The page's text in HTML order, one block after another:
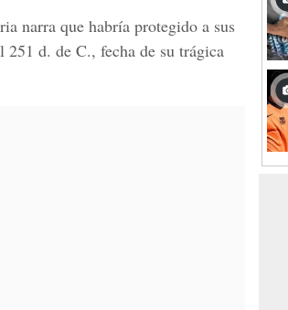
narra que habría protegido a sus
251 d. de C., fecha de su trágica